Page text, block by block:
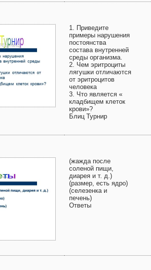
1. Приведите
примеры нарушения
постоянства
состава внутренней
среды организма.
2. Чем эритроциты
лягушки отличаются
от эритроцитов
человека
3. Что является «
кладбищем клеток
крови»?
Блиц Турнир
(жажда после
соленой пищи,
диарея и т. д.)
(размер, есть ядро)
(селезенка и
печень)
Ответы